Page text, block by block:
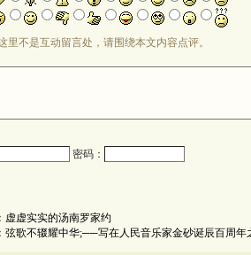
里不是互动留言处，请围绕本文内容点评。
密码：
虚虚实实的汤南罗家约
弦歌不辍耀中华;──写在人民音乐家金砂诞辰百周年